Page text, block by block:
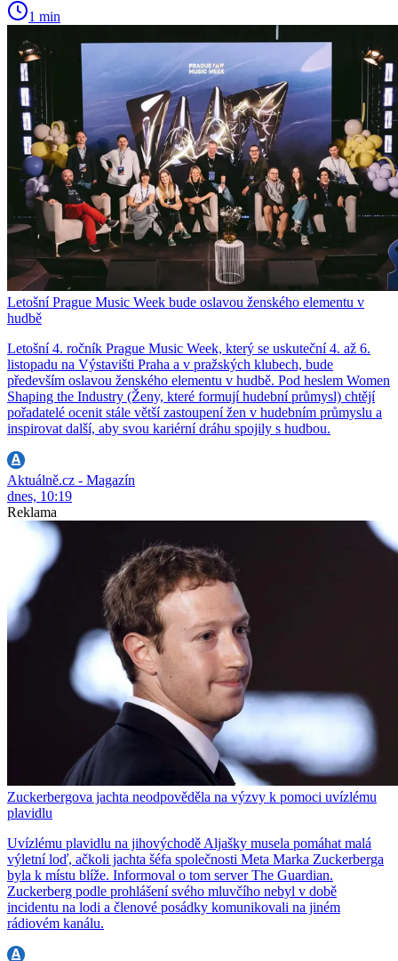
1 min
Letošní Prague Music Week bude oslavou ženského elementu v
hudbě
Letošní 4. ročník Prague Music Week, který se uskuteční 4. až 6.
listopadu na Výstavišti Praha a v pražských klubech, bude
především oslavou ženského elementu v hudbě. Pod heslem Women
Shaping the Industry (Ženy, které formují hudební průmysl) chtějí
pořadatelé ocenit stále větší zastoupení žen v hudebním průmyslu a
inspirovat další, aby svou kariérní dráhu spojily s hudbou.
Aktuálně.cz - Magazín
dnes, 10:19
Reklama
Zuckerbergova jachta neodpověděla na výzvy k pomoci uvízlému
plavidlu
Uvízlému plavidlu na jihovýchodě Aljašky musela pomáhat malá
výletní loď, ačkoli jachta šéfa společnosti Meta Marka Zuckerberga
byla k místu blíže. Informoval o tom server The Guardian.
Zuckerberg podle prohlášení svého mluvčího nebyl v době
incidentu na lodi a členové posádky komunikovali na jiném
rádiovém kanálu.